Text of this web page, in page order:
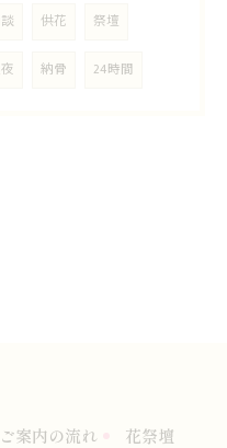
供花 祭壇
納骨 24時間
ご案内の流れ 花祭壇